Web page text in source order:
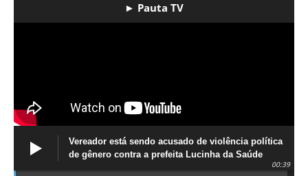
► Pauta TV
Vereador está sendo acusado de violência política
de gênero contra a prefeita Lucinha da Saúde
00:39